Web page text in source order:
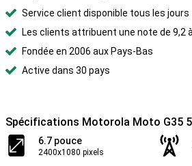
Service client disponible tous les jours
Les clients attribuent une note de 9,2
Fondée en 2006 aux Pays-Bas
Active dans 30 pays
Spécifications Motorola Moto G35
6.7 pouce
2400x1080 pixels